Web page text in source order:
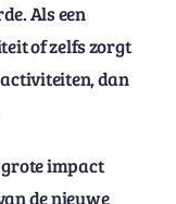
Als een
of zelfs zorgt
dan
impact
de nieuwe